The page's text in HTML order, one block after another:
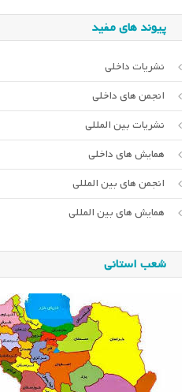
پیوند های مفید
نشریات داخلی
انجمن های داخلی
نشریات بین المللی
همایش های داخلی
انجمن های بین المللی
همایش های بین المللی
شعب استانی